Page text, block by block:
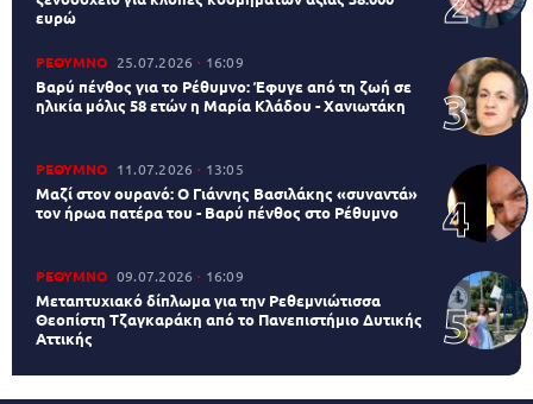
ευρώ
ΡΕΘΥΜΝΟ 25.07.2026 16:09
Βαρύ πένθος για το Ρέθυμνο: Έφυγε από τη ζωή σε
ηλικία μόλις 58 ετών η Μαρία Κλάδου - Χανιωτάκη
ΡΕΘΥΜΝΟ 11.07.2026 13:05
Μαζί στον ουρανό: Ο Γιάννης Βασιλάκης «συναντά»
τον ήρωα πατέρα του - Βαρύ πένθος στο Ρέθυμνο
ΡΕΘΥΜΝΟ 09.07.2026 16:09
Μεταπτυχιακό δίπλωμα για την Ρεθεμνιώτισσα
Θεοπίστη Τζαγκαράκη από το Πανεπιστήμιο Δυτικής
Αττικής